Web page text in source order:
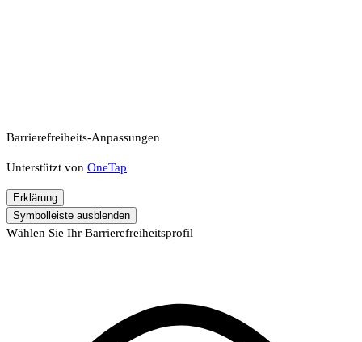
Barrierefreiheits-Anpassungen
Unterstützt von OneTap
Erklärung
Symbolleiste ausblenden
Wählen Sie Ihr Barrierefreiheitsprofil